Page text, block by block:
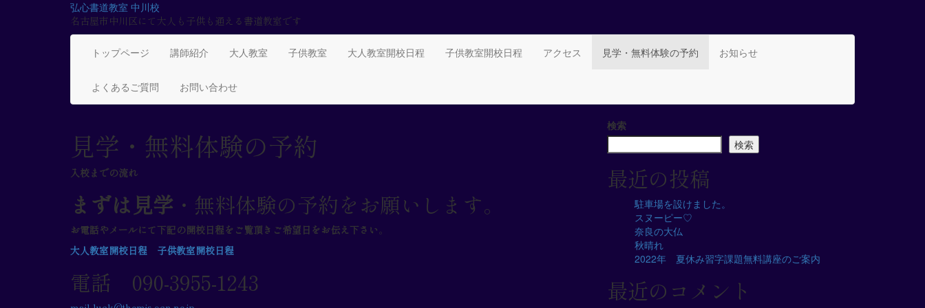
弘心書道教室 中川校
名古屋市中川区にて大人も子供も通える書道教室です
トップページ 講師紹介 大人教室 子供教室 大人教室開校日程 子供教室開校日程 アクセス 見学・無料体験の予約 お知らせ
よくあるご質問 お問い合わせ
見学・無料体験の予約
入校までの流れ
まずは見学 ・無料体験の予約をお願いします。
お電話やメールにて下記の開校日程をご覧頂きご希望日をお伝え下さい。
大人教室開校日程
子供教室開校日程
電話 090-3955-1243
検索
検索
最近の投稿
駐車場を設けました。
スヌーピー♡
奈良の大仏
秋晴れ
2022年 夏休み習字課題無料講座のご案内
最近のコメント